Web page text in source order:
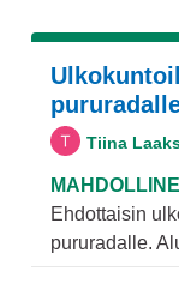
Tiina
Ehdottaisin
pururadalle.